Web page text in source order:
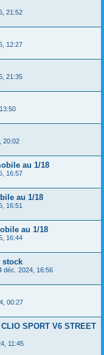
21:52
12:27
21:35
20:02
au 1/18
16:57
au 1/18
16:51
au 1/18
16:44
stock
déc. 2024, 16:56
00:27
SPORT V6 STREET
11:45